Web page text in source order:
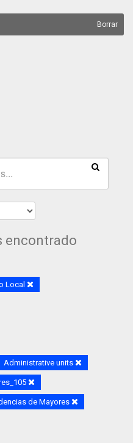
Borrar
encontrado
Local
Administrative units
de Mayores